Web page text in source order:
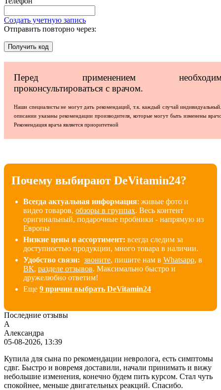
Создать учетную запись
Отправить повторно через:
Получить код
Перед применением
проконсультироваться с врачом.
Наши специалисты не могут дать рекомендаций, т.к. каждый случай
описании указаны рекомендации производителя, которые могут быть изменены
Рекомендация врача является приоритетной
Почему выбирают DeVitamin24?
Всегда актуальная информация: живые фото и
видео товаров, обзоры в группах. Весь контент
оригинальный, подарочные пробники - напрямую из
Европы
Низкие цены и ассортимент: всегда следим за
доступностью продукции, много товара в наличии.
Удобство связи: звоните, пишите нам в Whatsapp, в
ВК, разделе отзывов. Максимально быстро и
дружелюбно ответим!
Еще 9 причин выбрать DeVitamin24
Последние отзывы
А
Александра
05-08-2026, 13:39
Купила для сына по рекомендации невролога, есть симптомы
сдвг. Быстро и вовремя доставили, начали принимать и вижу
небольшие изменения, конечно будем пить курсом. Стал чуть
спокойнее, меньше двигательных реакций. Спасибо.